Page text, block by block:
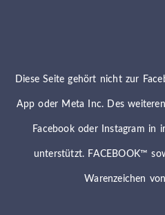
Diese Seite gehört nicht zur
App oder Meta Inc. Des
Facebook oder Instagram in
unterstützt. FACEBOOK™
Warenzeichen